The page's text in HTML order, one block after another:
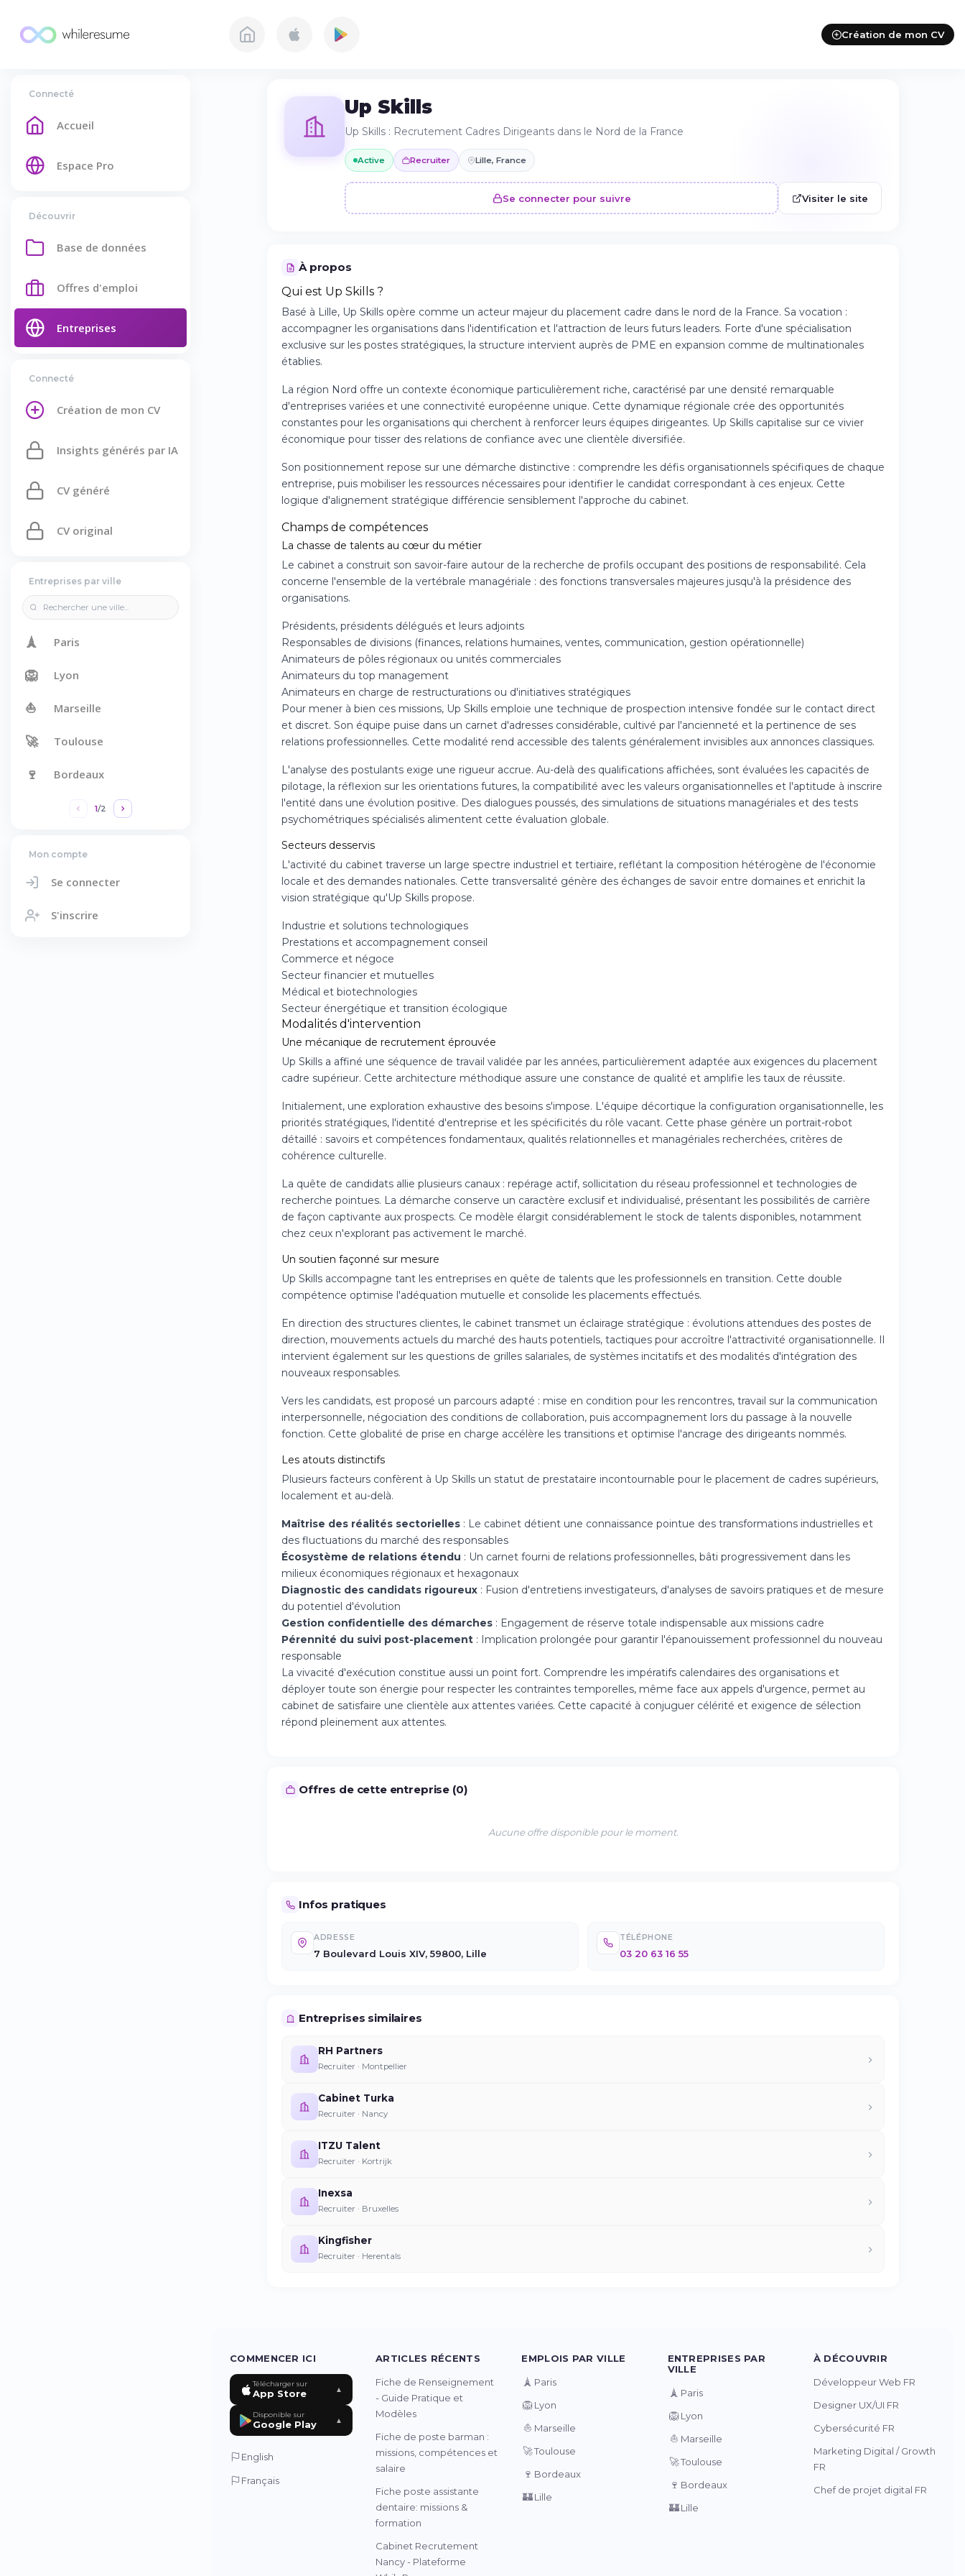
Création de mon CV
Connecté
Accueil
Espace Pro
Découvrir
Base de données
Offres d'emploi
Entreprises
Connecté
Création de mon CV
Insights générés par IA
CV généré
CV original
Entreprises par ville
🗼 Paris
🦁 Lyon
⛵ Marseille
🚀 Toulouse
🍷 Bordeaux
1/2
Mon compte
Se connecter
S'inscrire
Up Skills
Up Skills : Recrutement Cadres Dirigeants dans le Nord de la France
Active Recruiter Lille, France
Se connecter pour suivre Visiter le site
À propos
Qui est Up Skills ?
Basé à Lille, Up Skills opère comme un acteur majeur du placement cadre dans le nord de la France. Sa vocation :
accompagner les organisations dans l'identification et l'attraction de leurs futurs leaders. Forte d'une spécialisation
exclusive sur les postes stratégiques, la structure intervient auprès de PME en expansion comme de multinationales
établies.
La région Nord offre un contexte économique particulièrement riche, caractérisé par une densité remarquable
d'entreprises variées et une connectivité européenne unique. Cette dynamique régionale crée des opportunités
constantes pour les organisations qui cherchent à renforcer leurs équipes dirigeantes. Up Skills capitalise sur ce vivier
économique pour tisser des relations de confiance avec une clientèle diversifiée.
Son positionnement repose sur une démarche distinctive : comprendre les défis organisationnels spécifiques de chaque
entreprise, puis mobiliser les ressources nécessaires pour identifier le candidat correspondant à ces enjeux. Cette
logique d'alignement stratégique différencie sensiblement l'approche du cabinet.
Champs de compétences
La chasse de talents au cœur du métier
Le cabinet a construit son savoir-faire autour de la recherche de profils occupant des positions de responsabilité. Cela
concerne l'ensemble de la vertébrale managériale : des fonctions transversales majeures jusqu'à la présidence des
organisations.
Présidents, présidents délégués et leurs adjoints
Responsables de divisions (finances, relations humaines, ventes, communication, gestion opérationnelle)
Animateurs de pôles régionaux ou unités commerciales
Animateurs du top management
Animateurs en charge de restructurations ou d'initiatives stratégiques
Pour mener à bien ces missions, Up Skills emploie une technique de prospection intensive fondée sur le contact direct
et discret. Son équipe puise dans un carnet d'adresses considérable, cultivé par l'ancienneté et la pertinence de ses
relations professionnelles. Cette modalité rend accessible des talents généralement invisibles aux annonces classiques.
L'analyse des postulants exige une rigueur accrue. Au-delà des qualifications affichées, sont évaluées les capacités de
pilotage, la réflexion sur les orientations futures, la compatibilité avec les valeurs organisationnelles et l'aptitude à inscrire
l'entité dans une évolution positive. Des dialogues poussés, des simulations de situations managériales et des tests
psychométriques spécialisés alimentent cette évaluation globale.
Secteurs desservis
L'activité du cabinet traverse un large spectre industriel et tertiaire, reflétant la composition hétérogène de l'économie
locale et des demandes nationales. Cette transversalité génère des échanges de savoir entre domaines et enrichit la
vision stratégique qu'Up Skills propose.
Industrie et solutions technologiques
Prestations et accompagnement conseil
Commerce et négoce
Secteur financier et mutuelles
Médical et biotechnologies
Secteur énergétique et transition écologique
Modalités d'intervention
Une mécanique de recrutement éprouvée
Up Skills a affiné une séquence de travail validée par les années, particulièrement adaptée aux exigences du placement
cadre supérieur. Cette architecture méthodique assure une constance de qualité et amplifie les taux de réussite.
Initialement, une exploration exhaustive des besoins s'impose. L'équipe décortique la configuration organisationnelle, les
priorités stratégiques, l'identité d'entreprise et les spécificités du rôle vacant. Cette phase génère un portrait-robot
détaillé : savoirs et compétences fondamentaux, qualités relationnelles et managériales recherchées, critères de
cohérence culturelle.
La quête de candidats allie plusieurs canaux : repérage actif, sollicitation du réseau professionnel et technologies de
recherche pointues. La démarche conserve un caractère exclusif et individualisé, présentant les possibilités de carrière
de façon captivante aux prospects. Ce modèle élargit considérablement le stock de talents disponibles, notamment
chez ceux n'explorant pas activement le marché.
Un soutien façonné sur mesure
Up Skills accompagne tant les entreprises en quête de talents que les professionnels en transition. Cette double
compétence optimise l'adéquation mutuelle et consolide les placements effectués.
En direction des structures clientes, le cabinet transmet un éclairage stratégique : évolutions attendues des postes de
direction, mouvements actuels du marché des hauts potentiels, tactiques pour accroître l'attractivité organisationnelle. Il
intervient également sur les questions de grilles salariales, de systèmes incitatifs et des modalités d'intégration des
nouveaux responsables.
Vers les candidats, est proposé un parcours adapté : mise en condition pour les rencontres, travail sur la communication
interpersonnelle, négociation des conditions de collaboration, puis accompagnement lors du passage à la nouvelle
fonction. Cette globalité de prise en charge accélère les transitions et optimise l'ancrage des dirigeants nommés.
Les atouts distinctifs
Plusieurs facteurs confèrent à Up Skills un statut de prestataire incontournable pour le placement de cadres supérieurs,
localement et au-delà.
Maîtrise des réalités sectorielles : Le cabinet détient une connaissance pointue des transformations industrielles et
des fluctuations du marché des responsables
Écosystème de relations étendu : Un carnet fourni de relations professionnelles, bâti progressivement dans les
milieux économiques régionaux et hexagonaux
Diagnostic des candidats rigoureux : Fusion d'entretiens investigateurs, d'analyses de savoirs pratiques et de mesure
du potentiel d'évolution
Gestion confidentielle des démarches : Engagement de réserve totale indispensable aux missions cadre
Pérennité du suivi post-placement : Implication prolongée pour garantir l'épanouissement professionnel du nouveau
responsable
La vivacité d'exécution constitue aussi un point fort. Comprendre les impératifs calendaires des organisations et
déployer toute son énergie pour respecter les contraintes temporelles, même face aux appels d'urgence, permet au
cabinet de satisfaire une clientèle aux attentes variées. Cette capacité à conjuguer célérité et exigence de sélection
répond pleinement aux attentes.
Offres de cette entreprise (0)
Aucune offre disponible pour le moment.
Infos pratiques
ADRESSE
7 Boulevard Louis XIV, 59800, Lille
TÉLÉPHONE
03 20 63 16 55
Entreprises similaires
RH Partners
Recruiter · Montpellier
Cabinet Turka
Recruiter · Nancy
ITZU Talent
Recruiter · Kortrijk
Inexsa
Recruiter · Bruxelles
Kingfisher
Recruiter · Herentals
COMMENCER ICI
Télécharger sur
App Store ▲
Disponible sur
Google Play ▲
English
Français
ARTICLES RÉCENTS
Fiche de Renseignement
- Guide Pratique et
Modèles
Fiche de poste barman :
missions, compétences et
salaire
Fiche poste assistante
dentaire: missions &
formation
Cabinet Recrutement
Nancy - Plateforme
EMPLOIS PAR VILLE
🗼 Paris
🦁 Lyon
⛵ Marseille
🚀Toulouse
🍷 Bordeaux
🏰Lille
ENTREPRISES PAR
VILLE
🗼 Paris
🦁 Lyon
⛵ Marseille
🚀Toulouse
🍷 Bordeaux
🏰 Lille
À DÉCOUVRIR
Développeur Web FR
Designer UX/UI FR
Cybersécurité FR
Marketing Digital / Growth
FR
Chef de projet digital FR